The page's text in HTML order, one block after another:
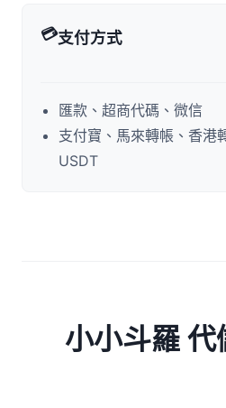
💳支付方式
匯款、超商代碼、微信
支付寶、馬來轉帳、香港
USDT
小小斗羅 代